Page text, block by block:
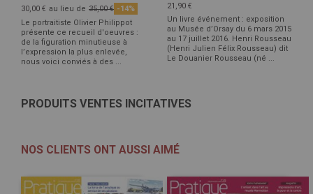
30,00 € au lieu de 35,00 € -14%
Le portraitiste Olivier Philippot
présente ce recueil d'oeuvres :
de la figuration minutieuse à
l’expression la plus enlevée,
nous voici conviés à des ...
21,90 €
Un livre événement : exposition
au Musée d’Orsay du 6 mars 2015
au 17 juillet 2016. Henri Rousseau
(Henri Julien Félix Rousseau) dit
Le Douanier Rousseau (né ...
PRODUITS VENTES INCITATIVES
NOS CLIENTS ONT AUSSI AIMÉ